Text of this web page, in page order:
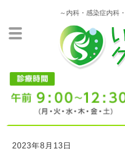
～内科・感染症内科
2023年8月13日